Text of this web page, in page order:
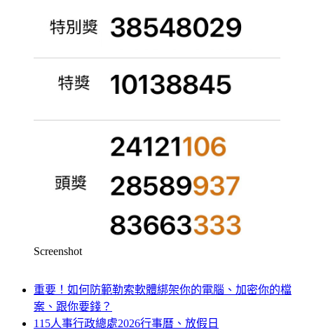
Screenshot
重要！如何防範勒索軟體綁架你的電腦、加密你的檔
案、跟你要錢？
115人事行政總處2026行事曆、放假日